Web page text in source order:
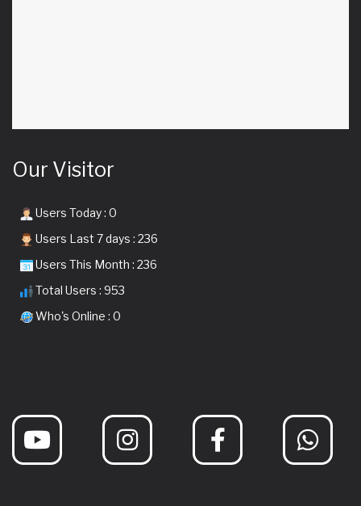
Our Visitor
Users Today : 0
Users Last 7 days : 236
Users This Month : 236
Total Users : 953
Who's Online : 0